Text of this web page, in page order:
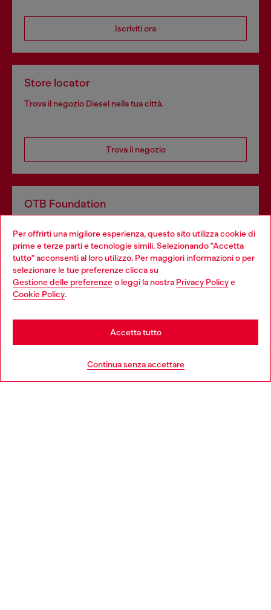
Per offrirti una migliore esperienza, questo sito utilizza cookie di
prime e terze parti e tecnologie simili. Selezionando "Accetta
tutto" acconsenti al loro utilizzo. Per maggiori informazioni o per
selezionare le tue preferenze clicca su
Gestione delle preferenzeo leggi la nostra Privacy Policye
Cookie Policy.
Continua senza accettare
Accetta tutto
Iscriviti ora
Store locator
Trova il negozio Diesel nella tua città.
Trova il negozio
OTB Foundation
profit del gruppo OTB che sostiene progetti concreti per
giovani, donne, inclusione ed emergenze in tutto il mondo.
Choose your location
You are currently browsing Italia website, but it seems you may
be based in United States